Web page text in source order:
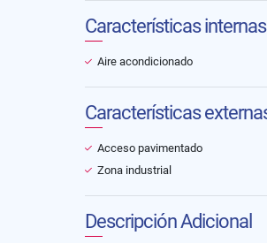
Características internas
Aire acondicionado
Características
Acceso pavimentado
Zona industrial
Descripción Adicional